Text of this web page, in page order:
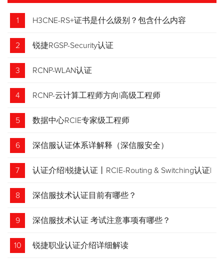
1 H3CNE-RS+证书是什么级别？包含什么内容
2 锐捷RGSP-Security认证
3 RCNP-WLAN认证
4 RCNP-云计算工程师方向|高级工程师
5 数据中心RCIE专家级工程师
6 深信服认证体系详解释（深信服安全）
7 认证介绍|锐捷认证丨RCIE-Routing & Switching认证|
专家级网络工程师
8 深信服技术认证目前有哪些？
9 深信服技术认证 考试注意事项有哪些？
10 锐捷职业认证介绍详细解读